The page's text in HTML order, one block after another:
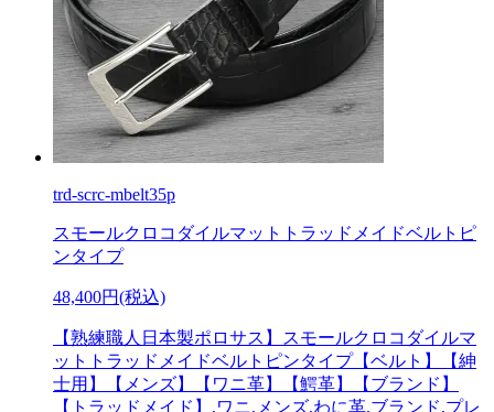
trd-scrc-mbelt35p
スモールクロコダイルマットトラッドメイドベルトピ
ンタイプ
48,400円(税込)
【熟練職人日本製ポロサス】スモールクロコダイルマ
ットトラッドメイドベルトピンタイプ【ベルト】【紳
士用】【メンズ】【ワニ革】【鰐革】【ブランド】
【トラッドメイド】,ワニ,メンズ,わに革,ブランド,プレ